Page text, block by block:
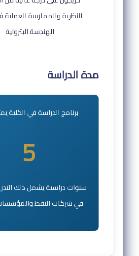
النظرية والممارسة
الهندسة البترولية
مدة الدراسة
برنامج الدراسة في الكلية
5
سنوات دراسية يشمل ذلك
في شركات النفط